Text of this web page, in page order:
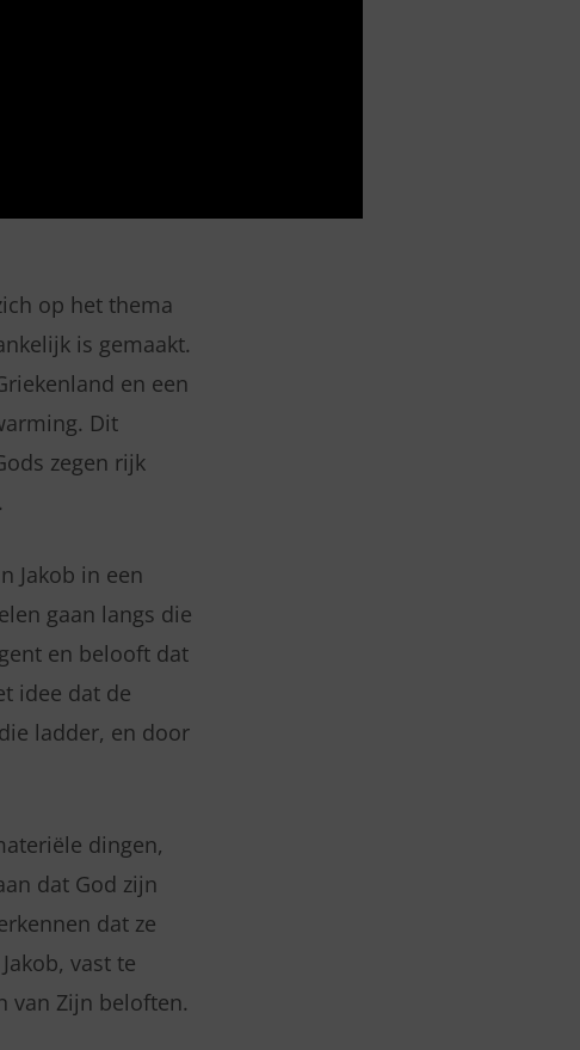
op het thema
is gemaakt.
en een
Dit
zegen rijk
Jakob in een
gaan langs die
en belooft dat
idee dat de
ladder, en door
dingen,
dat God zijn
dat ze
vast te
van Zijn beloften.